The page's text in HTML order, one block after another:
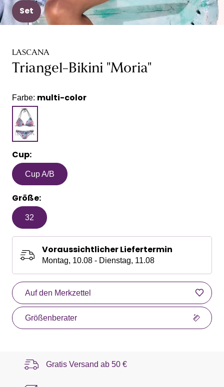
Set
LASCANA
Triangel-Bikini "Moria"
Farbe: multi-color
Cup:
Cup A/B
Größe:
32
Voraussichtlicher Liefertermin
Montag, 10.08 - Dienstag, 11.08
Auf den Merkzettel
Größenberater
Gratis Versand ab 50 €